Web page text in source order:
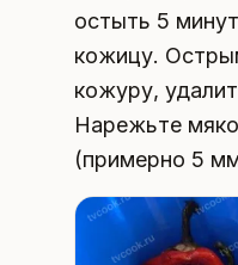
остыть 5
кожицу.
кожуру,
Нарежьте
(примерно 5